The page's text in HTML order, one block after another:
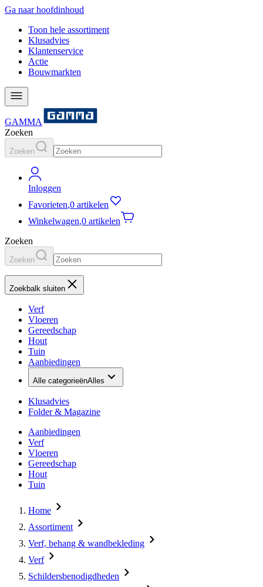
Ga naar hoofdinhoud
Toon hele assortiment
Klusadvies
Klantenservice
Actie
Bouwmarkten
GAMMA
Zoeken
Zoeken
Inloggen
Favorieten,0 artikelen
Winkelwagen,0 artikelen
Zoeken
Zoeken
Zoekbalk sluiten
Verf
Vloeren
Gereedschap
Hout
Tuin
Aanbiedingen
Alle categorieënAlles
Klusadvies
Folder & Magazine
Aanbiedingen
Verf
Vloeren
Gereedschap
Hout
Tuin
Home
Assortiment
Verf, behang & wandbekleding
Verf
Schildersbenodigdheden